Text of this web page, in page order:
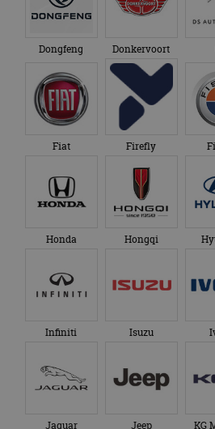
Dongfeng Donkervoort
Fiat Firefly
Honda Hongqi
Infiniti Isuzu
Jaguar Jeep KG